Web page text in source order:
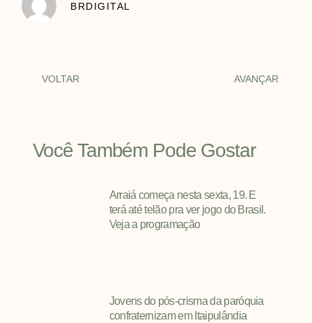
BRDIGITAL
VOLTAR AVANÇAR
Você Também Pode Gostar
Arraiá começa nesta sexta, 19. E
terá até telão pra ver jogo do Brasil.
Veja a programação
Jovens do pós-crisma da paróquia
confraternizam em Itaipulândia